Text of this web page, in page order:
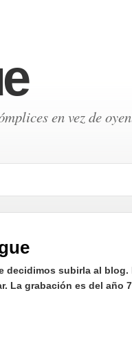
en vez de
decidimos subirla al blog.
La grabación es del año